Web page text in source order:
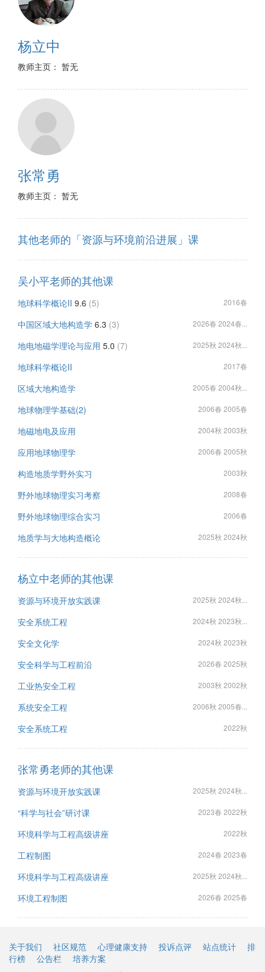
杨立中
教师主页： 暂无
张常勇
教师主页： 暂无
其他老师的「资源与环境前沿进展」课
吴小平老师的其他课
地球科学概论II 9.6 (5) 2016春
中国区域大地构造学 6.3 (3) 2026春 2024春...
地电地磁学理论与应用 5.0 (7) 2025秋 2024秋...
地球科学概论II 2017春
区域大地构造学 2005春 2004秋...
地球物理学基础(2) 2006春 2005春
地磁地电及应用 2004秋 2003秋
应用地球物理学 2006春 2005秋
构造地质学野外实习 2003秋
野外地球物理实习考察 2008春
野外地球物理综合实习 2006春
地质学与大地构造概论 2025秋 2024秋
杨立中老师的其他课
资源与环境开放实践课 2025秋 2024秋...
安全系统工程 2024秋 2023秋...
安全文化学 2024秋 2023秋
安全科学与工程前沿 2026春 2025秋
工业热安全工程 2003秋 2002秋
系统安全工程 2006秋 2005春...
安全系统工程 2022秋
张常勇老师的其他课
资源与环境开放实践课 2025秋 2024秋...
“科学与社会”研讨课 2023春 2022秋
环境科学与工程高级讲座 2022秋
工程制图 2024春 2023春
环境科学与工程高级讲座 2025秋 2024秋...
环境工程制图 2026春 2025春
关于我们 社区规范 心理健康支持 投诉点评 站点统计
排
行榜
公告栏
培养方案